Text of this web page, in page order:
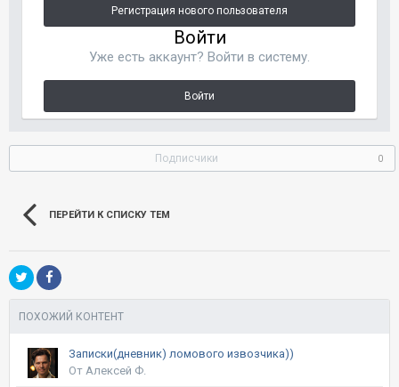
Регистрация нового пользователя
Войти
Уже есть аккаунт? Войти в систему.
Войти
Подписчики 0
ПЕРЕЙТИ К СПИСКУ ТЕМ
ПОХОЖИЙ КОНТЕНТ
Записки(дневник) ломового извозчика))
От Алексей Ф.